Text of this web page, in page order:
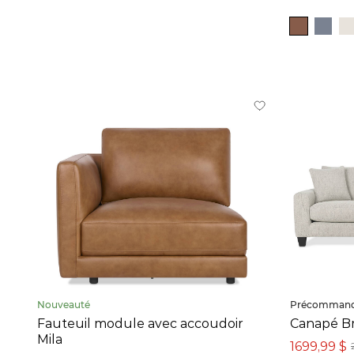
Adley (4)
Alderson (7)
Baybridge &
Bronx (6)
Nouveauté
Fauteuil module avec accoudoir
Mila
Canapé
1699,99 $